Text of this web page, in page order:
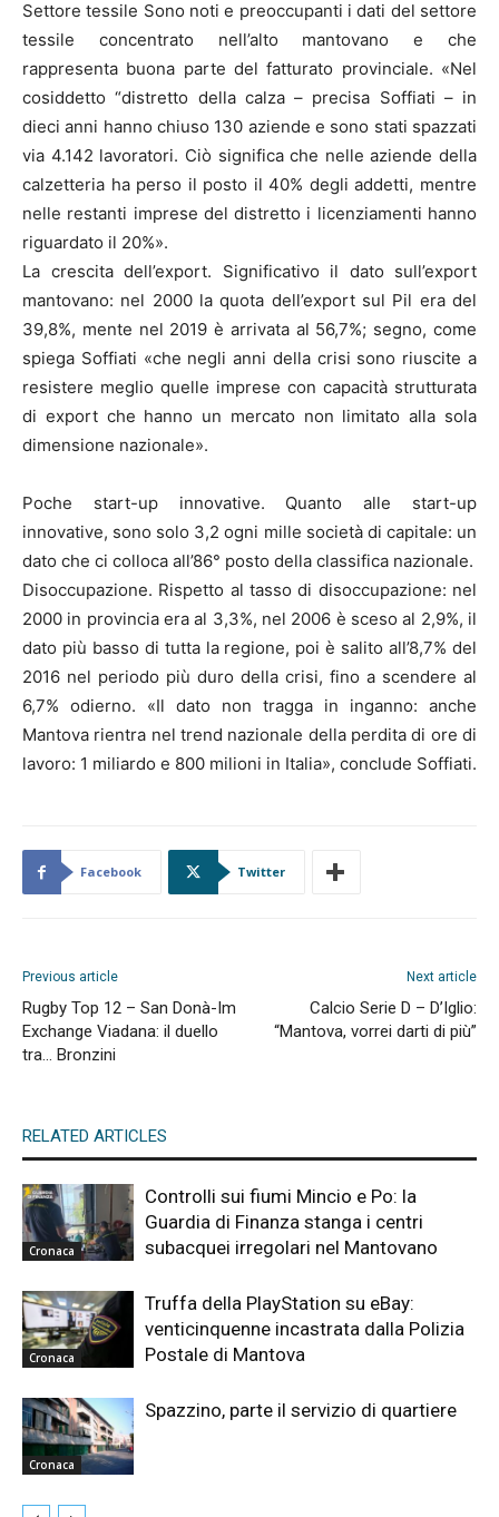
Settore tessile Sono noti e preoccupanti i dati del settore
tessile concentrato nell’alto mantovano e che
rappresenta buona parte del fatturato provinciale. «Nel
cosiddetto “distretto della calza – precisa Soffiati – in
dieci anni hanno chiuso 130 aziende e sono stati spazzati
via 4.142 lavoratori. Ciò significa che nelle aziende della
calzetteria ha perso il posto il 40% degli addetti, mentre
nelle restanti imprese del distretto i licenziamenti hanno
riguardato il 20%».
La crescita dell’export. Significativo il dato sull’export
mantovano: nel 2000 la quota dell’export sul Pil era del
39,8%, mente nel 2019 è arrivata al 56,7%; segno, come
spiega Soffiati «che negli anni della crisi sono riuscite a
resistere meglio quelle imprese con capacità strutturata
di export che hanno un mercato non limitato alla sola
dimensione nazionale».
Poche start-up innovative. Quanto alle start-up
innovative, sono solo 3,2 ogni mille società di capitale: un
dato che ci colloca all’86° posto della classifica nazionale.
Disoccupazione. Rispetto al tasso di disoccupazione: nel
2000 in provincia era al 3,3%, nel 2006 è sceso al 2,9%, il
dato più basso di tutta la regione, poi è salito all’8,7% del
2016 nel periodo più duro della crisi, fino a scendere al
6,7% odierno. «Il dato non tragga in inganno: anche
Mantova rientra nel trend nazionale della perdita di ore di
lavoro: 1 miliardo e 800 milioni in Italia», conclude Soffiati.
Facebook Twitter
Previous article
Rugby Top 12 – San Donà-Im
Exchange Viadana: il duello
tra… Bronzini
Next article
Calcio Serie D – D’Iglio:
“Mantova, vorrei darti di più”
RELATED ARTICLES
Cronaca
Controlli sui fiumi Mincio e Po: la
Guardia di Finanza stanga i centri
subacquei irregolari nel Mantovano
Cronaca
Truffa della PlayStation su eBay:
venticinquenne incastrata dalla Polizia
Postale di Mantova
Cronaca
Spazzino, parte il servizio di quartiere